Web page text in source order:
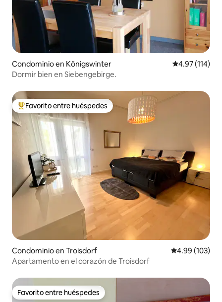
Condominio en Königswinter Calificación
4.97 (114)
Dormir bien en Siebengebirge.
De los mejores en Favorito entre huéspedes
Favorito entre huéspedes
Condominio en Troisdorf Calificación
4.99 (103)
Apartamento en el corazón de Troisdorf
Favorito entre huéspedes
Favorito entre huéspedes